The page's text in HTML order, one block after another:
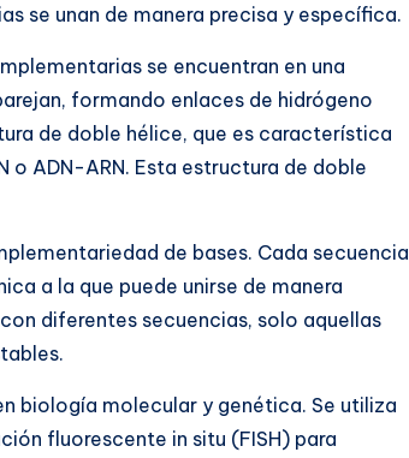
se unan de manera precisa y específica.
se encuentran en una
formando enlaces de hidrógeno
de doble hélice, que es característica
o ADN-ARN. Esta estructura de doble
de bases. Cada secuencia
a la que puede unirse de manera
diferentes secuencias, solo aquellas
biología molecular y genética. Se utiliza
fluorescente in situ (FISH) para